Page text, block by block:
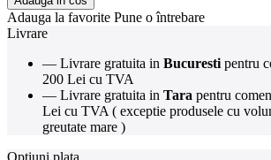
Adauga la favorite Pune o întrebare
Livrare
— Livrare gratuita in Bucuresti pentru
200 Lei cu TVA
— Livrare gratuita in Tara pentru
Lei cu TVA ( exceptie produsele cu
greutate mare )